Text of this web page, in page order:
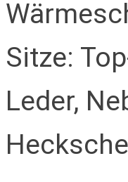
Sitze:
Leder,